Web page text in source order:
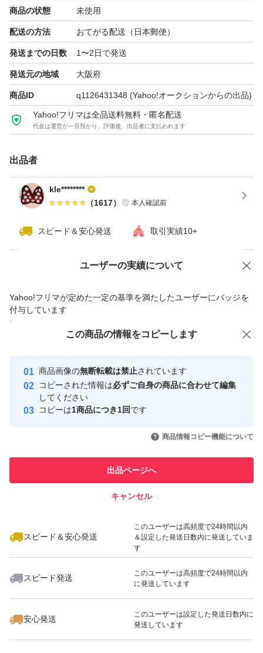
ワンポイントワッペンは
貼るだけで自分だけのオリジナルグッズに変身します
かわいいグッズに仕上がります。
#ハンドメイド
#マスク #カバー
#通学 #通園
#アップリケ
#刺繍 #アイロン
同種ご希望の方コメント下さい
ゆうパケットminiにて匿名発送させていただきます。 よ
商品の状態 未使用
配送の方法 おてがる配送（日本郵便）
発送までの日数 1〜2日で発送
発送元の地域 大阪府
商品ID q1126431348 (Yahoo!オークションからの出品)
Yahoo!フリマは全品送料無料・匿名配送
代金は運営が一旦預かり、評価後、出品者に支払われます
出品者
kle********
（1617） 本人確認前
スピード＆安心発送 取引実績10+
ユーザーの実績について
Yahoo!フリマが定めた一定の基準を満たしたユーザーにバッジを
付与しています
安心取引出品者
取引実績
取引実績◯+
このユーザーはYahoo!フリマの取
引を完了させた実績があります
での取引実績があります
スピード&安心発送
※このバッジは実績に基づく表示であり、発送を保証しているものではあり
スピード＆安心発送
このユーザーは高頻度で24時間以内
＆設定した発送日数内に発送していま
す
スピード発送
このユーザーは高頻度で24時間以内
に発送しています
安心発送
このユーザーは設定した発送日数内に
発送しています
Yahoo!オークションで出品した商品のため一部機能は利用できません
商品への質問からの値下げ交渉、不適切なカテゴリ変更依頼は禁止です
この商品の情報をコピーします
商品画像の無断転載は禁止されています
コピーされた情報は必ずご自身の商品に合わせて編集
してください
コピーは1商品につき1回です
商品情報コピー機能について
出品ページへ
キャンセル
この商品をみている人にオススメ